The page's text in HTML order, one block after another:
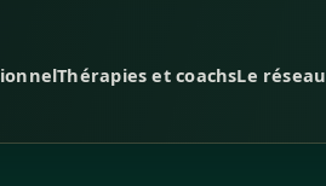
Thérapies et coachsLe réseau